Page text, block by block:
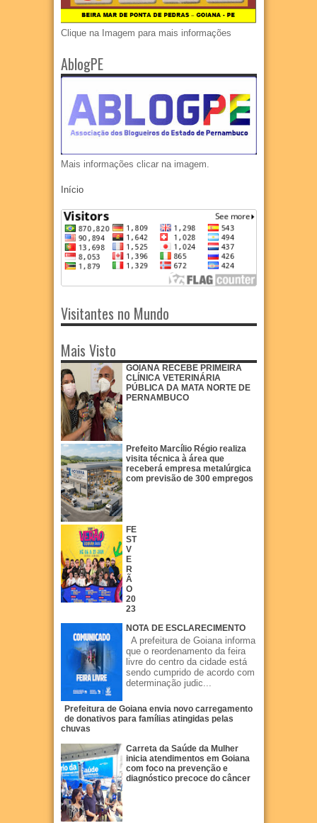
Clique na Imagem para mais informações
AblogPE
Mais informações clicar na imagem.
Início
Visitantes no Mundo
Mais Visto
GOIANA RECEBE PRIMEIRA
CLÍNICA VETERINÁRIA
PÚBLICA DA MATA NORTE DE
PERNAMBUCO
Prefeito Marcílio Régio realiza
visita técnica à área que
receberá empresa metalúrgica
com previsão de 300 empregos
FE
ST
V
E
R
Ã
O
20
23
NOTA DE ESCLARECIMENTO
A prefeitura de Goiana informa
que o reordenamento da feira
livre do centro da cidade está
sendo cumprido de acordo com
determinação judic...
Prefeitura de Goiana envia novo carregamento
de donativos para famílias atingidas pelas
chuvas
Carreta da Saúde da Mulher
inicia atendimentos em Goiana
com foco na prevenção e
diagnóstico precoce do câncer